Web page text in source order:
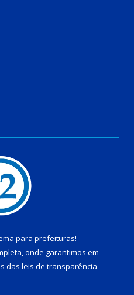
para prefeituras!
onde garantimos em
das leis de transparência